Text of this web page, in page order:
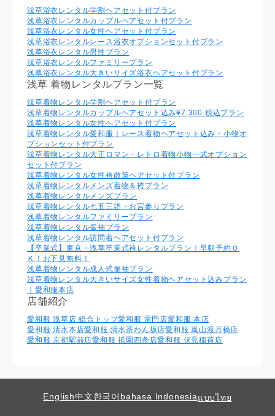
浅草浴衣レンタル学割ヘアセット付プラン
浅草浴衣レンタルカップルヘアセット付プラン
浅草浴衣レンタル⼥性ヘアセット付プラン
浅草浴衣レンタルレース浴衣オプションセット付プラン
浅草浴衣レンタル男性プラン
浅草浴衣レンタルファミリープラン
浅草浴衣レンタル大きいサイズ浴衣ヘアセット付プラン
浅草 着物レンタルプラン一覧
浅草着物レンタル学割ヘアセット付プラン
浅草着物レンタルカップルヘアセット込み¥7,300 税込プラン
浅草着物レンタル⼥性ヘアセット付プラン
浅草着物レンタル愛和服｜レース着物ヘアセット込み・小物オ
プションセット付プラン
浅草着物レンタル大正ロマン・レトロ着物小物一式オプション
セット付プラン
浅草着物レンタル女性袴散策ヘアセット付プラン
浅草着物レンタルメンズ着物＆袴プラン
浅草着物レンタルメンズプラン
浅草着物レンタル七五三詣・お宮参りプラン
浅草着物レンタルファミリープラン
浅草着物レンタル振袖プラン
浅草着物レンタル訪問着ヘアセット付プラン
【卒業式】東京・浅草卒業式袴レンタルプラン｜早朝予約Ｏ
Ｋ！お下見無料！
浅草着物レンタル成人式振袖プラン
浅草着物レンタル大きいサイズ女性着物ヘアセット込みプラン
｜愛和服本店
店舗紹介
愛和服 浅草店 総合トップ愛和服 雷門店愛和服 本店
愛和服 清水本店愛和服 清水茶わん坂店愛和服 嵐山渡月橋店
愛和服 京都駅前店愛和服 祇園四条店愛和服 伏見稲荷店
English中文한국어 bahasa Indonesiaแบบไทย